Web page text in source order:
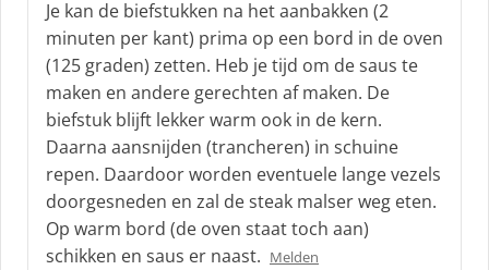
e
e
f
Je kan de biefstukken na het aanbakken (2
minuten per kant) prima op een bord in de oven
(125 graden) zetten. Heb je tijd om de saus te
maken en andere gerechten af maken. De
biefstuk blijft lekker warm ook in de kern.
Daarna aansnijden (trancheren) in schuine
repen. Daardoor worden eventuele lange vezels
doorgesneden en zal de steak malser weg eten.
Op warm bord (de oven staat toch aan)
schikken en saus er naast. Melden